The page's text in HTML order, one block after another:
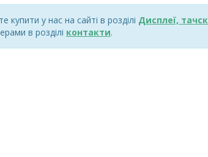
у нас на сайті в розділі Дисплеї,
в розділі контакти.